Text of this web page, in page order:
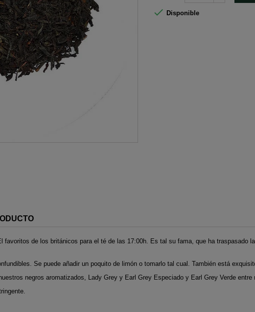
 Disponible
favoritos de los británicos para el té de las 17:00h. Es tal su fama, que ha traspasado
Se puede añadir un poquito de limón o tomarlo tal cual. También está
negros aromatizados, Lady Grey y Earl Grey Especiado y Earl Grey Verde